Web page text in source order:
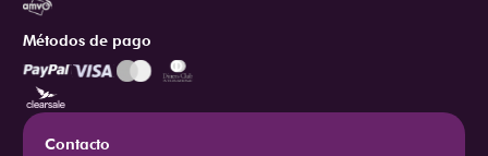
Métodos de pago
Contacto